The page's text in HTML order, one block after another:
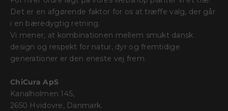
Det er en afgørende faktor for os at træffe valg, der går
i en bæredygtig retning.
Vi mener, at kombinationen mellem ​​smukt dansk
design og respekt for natur, dyr og fremtidige
generationer er den eneste vej frem.
ChiCura ApS
Kanalholmen 14S,
2650 Hvidovre, Danmark.